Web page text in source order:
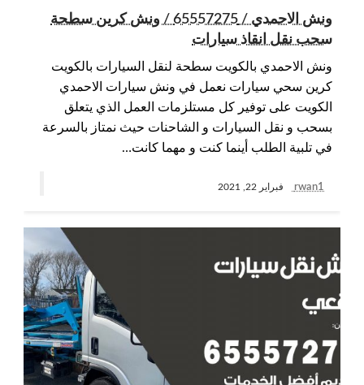
ونش الاحمدي / 65557275 / ونش كرين سطحة
سحب نقل انقاذ سيارات
ونش الاحمدي بالكويت سطحة لنقل السيارات بالكويت
كرين سحي سيارات نعمل في ونش سيارات الاحمدي
الكويت على توفير كل مستلزمات العمل الذي يتعلق
بسحب و نقل السيارات و الشاحنات حيث نمتاز بالسرعة
في تلبية الطلب أينما كنت و مهما كانت…
rwan1 فبراير 22, 2021